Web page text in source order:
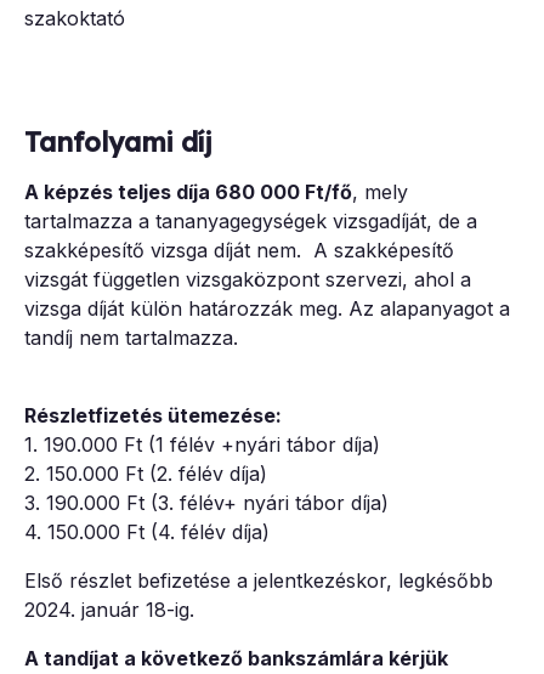
szakoktató
Tanfolyami díj
A képzés teljes díja 680 000 Ft/fő, mely
tartalmazza a tananyagegységek vizsgadíját, de a
szakképesítő vizsga díját nem. A szakképesítő
vizsgát független vizsgaközpont szervezi, ahol a
vizsga díját külön határozzák meg. Az alapanyagot a
tandíj nem tartalmazza.
Részletfizetés ütemezése:
1. 190.000 Ft (1 félév +nyári tábor díja)
2. 150.000 Ft (2. félév díja)
3. 190.000 Ft (3. félév+ nyári tábor díja)
4. 150.000 Ft (4. félév díja)
Első részlet befizetése a jelentkezéskor, legkésőbb
2024. január 18-ig.
A tandíjat a következő bankszámlára kérjük